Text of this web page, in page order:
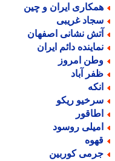
ایران و چین
غریبی
نشانی اصفهان
دائم ایران
امروز
آباد
ریکو
روسود
کوربین